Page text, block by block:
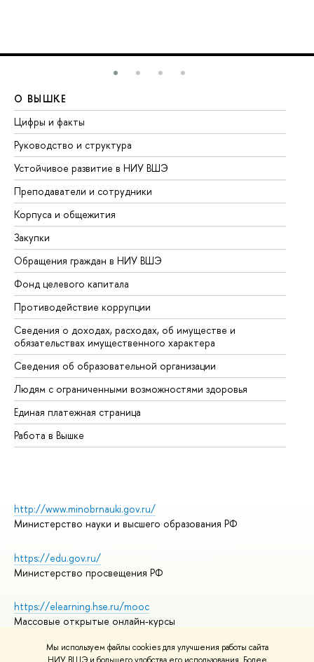
Мы используем файлы cookies для улучшения работы сайта
О ВЫШКЕ
Цифры и факты
Руководство и структура
Устойчивое развитие в НИУ ВШЭ
Преподаватели и сотрудники
Корпуса и общежития
Закупки
Обращения граждан в НИУ ВШЭ
Фонд целевого капитала
Противодействие коррупции
Сведения о доходах, расходах, об имуществе и
обязательствах имущественного характера
Сведения об образовательной организации
Людям с ограниченными возможностями здоровья
Единая платежная страница
Работа в Вышке
http://www.minobrnauki.gov.ru/
Министерство науки и высшего образования РФ
https://edu.gov.ru/
Министерство просвещения РФ
https://elearning.hse.ru/mooc
Массовые открытые онлайн-курсы